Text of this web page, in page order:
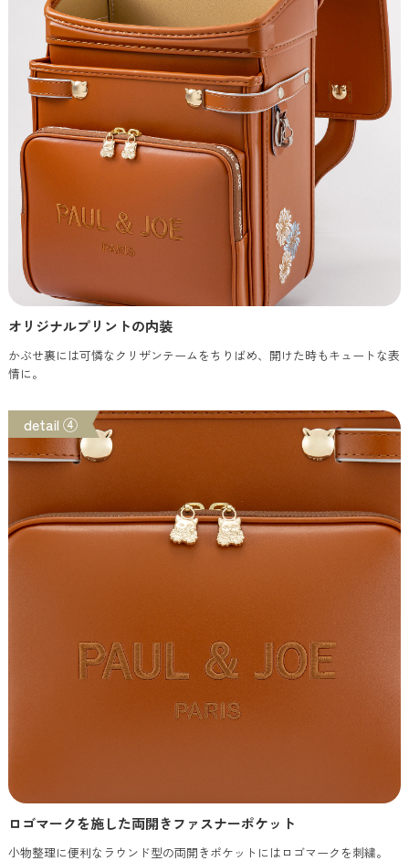
オリジナルプリントの内装
かぶせ裏には可憐なクリザンテームをちりばめ、開けた時もキュートな表
情に。
detail ④
ロゴマークを施した両開きファスナーポケット
小物整理に便利なラウンド型の両開きポケットにはロゴマークを刺繍。